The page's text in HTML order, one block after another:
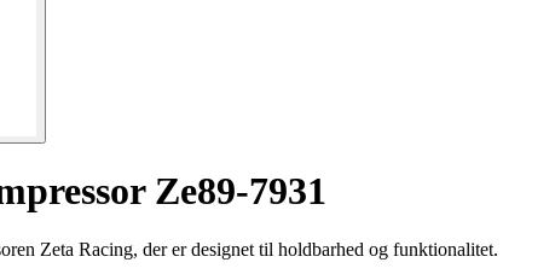
Ze89-7931
Zeta Racing, der er designet til holdbarhed og funktionalitet.